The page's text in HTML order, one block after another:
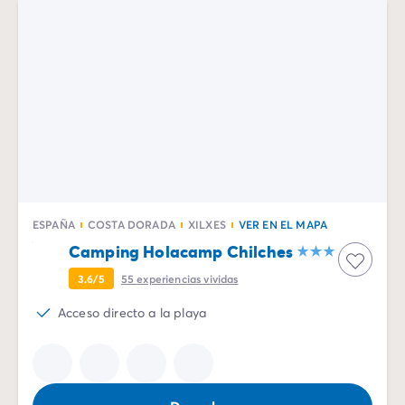
ESPAÑA COSTA DORADA XILXES VER EN EL MAPA
Camping Holacamp Chilches
3.6/5 55experiencias vividas
Acceso directo a la playa